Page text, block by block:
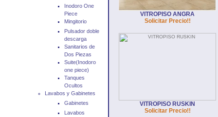
Inodoro One
Piece
Mingitorio
Pulsador doble
descarga
Sanitarios de
Dos Piezas
Suite(Inodoro
one piece)
Tanques
Ocultos
Lavabos y Gabinetes
Gabinetes
Lavabos
VITROPISO ANGRA
Solicitar Precio!!
VITROPISO RUSKIN
Solicitar Precio!!